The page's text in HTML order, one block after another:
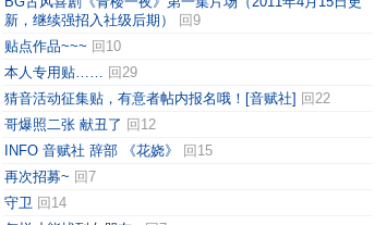
新，继续强招入社级后期）
回9
贴点作品~~~ 回10
本人专用贴…… 回29
猜音活动征集贴，有意者帖内报名哦！[音赋社] 回22
哥爆照二张 献丑了 回12
INFO 音赋社 辞部 《花娆》
回15
再次招募~ 回7
守卫 回14